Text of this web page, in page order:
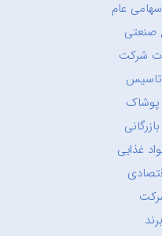
عام
شرکت
تاسیس
پوشاک
غذایی